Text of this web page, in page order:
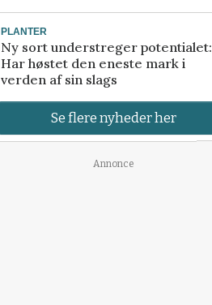
PLANTER
Ny sort understreger potentialet:
Har høstet den eneste mark i
verden af sin slags
Se flere nyheder her
Annonce